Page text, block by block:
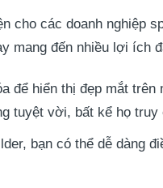
cho các doanh nghiệp
mang đến nhiều lợi ích
để hiển thị đẹp mắt
tuyệt vời, bất kể họ
bạn có thể dễ dàng